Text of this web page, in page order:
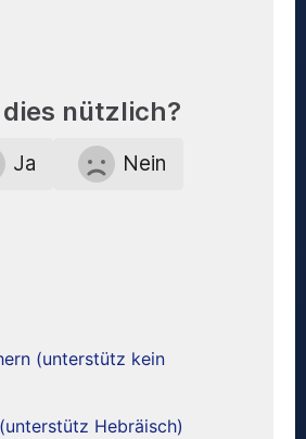
nützlich?
Ja Nein
(unterstütz kein
Hebräisch)